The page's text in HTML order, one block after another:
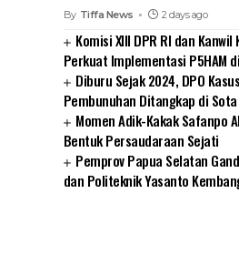
By Tiffa News 2 days ago
Komisi XIII DPR RI dan
Perkuat Implementasi P5HAM
Diburu Sejak 2024, DPO
Pembunuhan Ditangkap di Sota
Momen Adik-Kakak Safanpo
Bentuk Persaudaraan Sejati
Pemprov Papua Selatan
dan Politeknik Yasanto